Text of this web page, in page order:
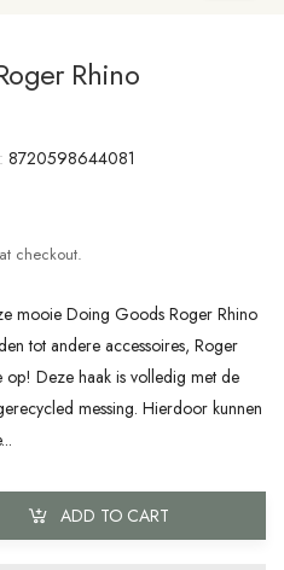
Rhino
8720598644081
checkout.
mooie Doing Goods Roger Rhino
tot andere accessoires, Roger
Deze haak is volledig met de
messing. Hierdoor kunnen
ADD TO CART